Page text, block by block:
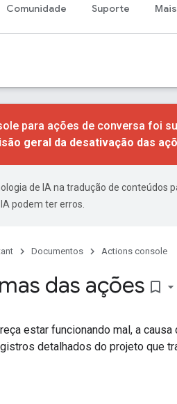
Comunidade Suporte Mais
para ações de conversa foi
geral da desativação das
de IA na tradução de conteúdos
podem ter erros.
Documentos Actions console
das ações bookmark_border
estar funcionando mal, a
detalhados do projeto que